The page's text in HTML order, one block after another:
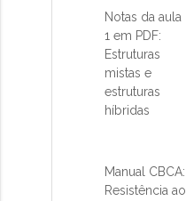
Notas da aula
1 em PDF:
Estruturas
mistas e
estruturas
híbridas
Manual CBCA:
Resistência ao